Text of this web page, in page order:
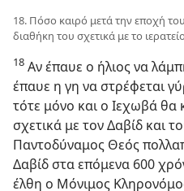
18. Πόσο καιρό μετά την εποχή
διαθήκη του σχετικά με το
18 Αν έπαυε ο ήλιος να
έπαυε η γη να στρέφεται
τότε μόνο και ο Ιεχωβά θα
σχετικά με τον Δαβίδ και
Παντοδύναμος Θεός
Δαβίδ στα επόμενα 600
έλθη ο Μόνιμος